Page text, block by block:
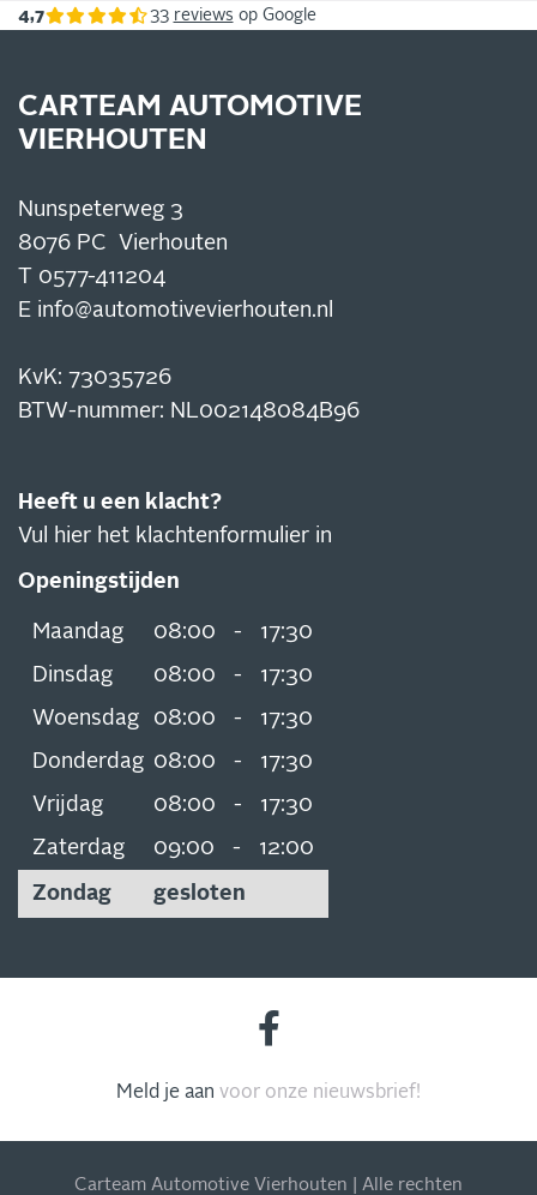
4,7 33 reviews op Google
CARTEAM AUTOMOTIVE
VIERHOUTEN
Nunspeterweg 3
8076 PC Vierhouten
T 0577-411204
E info@automotivevierhouten.nl
KvK: 73035726
BTW-nummer: NL002148084B96
Heeft u een klacht?
Vul hier het klachtenformulier in
Openingstijden
Maandag 08:00 -
17:30
Dinsdag
08:00 -
17:30
Woensdag
08:00 -
17:30
Donderdag 08:00 -
17:30
Vrijdag
08:00 -
17:30
Zaterdag
09:00 - 12:00
Zondag gesloten
Meld je aan voor onze nieuwsbrief!
Carteam Automotive Vierhouten | Alle rechten